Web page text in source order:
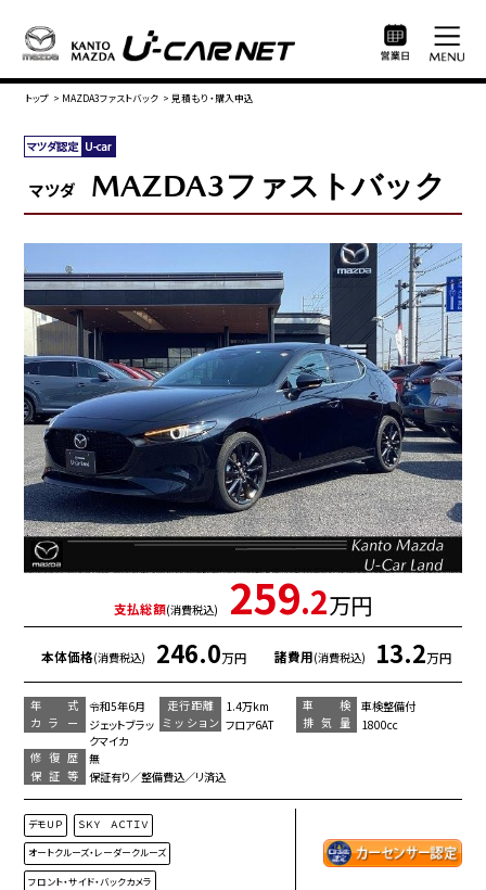
トップ > MAZDA3ファストバック > 見積もり・購入申込
マツダ MAZDA3ファストバック
支払総額(消費税込) 259.2万円
本体価格(消費税込) 246.0万円 諸費用(消費税込) 13.2万円
年 式 令和5年6月 走行距離 1.4万km 車 検
車検整備付
カラー
ジェットブラッ
クマイカ
ミッション フロア6AT 排気量
1800cc
修復歴
無
保証等
保証有り／整備費込／リ済込
デモＵＰ ＳＫＹ ＡＣＴＩＶ
オートクルーズ・レーダークルーズ
フロント・サイド・バックカメラ